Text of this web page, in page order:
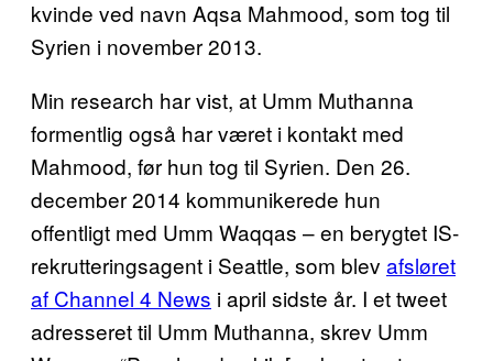
kvinde ved navn Aqsa Mahmood, som tog til
Syrien i november 2013.
Min research har vist, at Umm Muthanna
formentlig også har været i kontakt med
Mahmood, før hun tog til Syrien. Den 26.
december 2014 kommunikerede hun
offentligt med Umm Waqqas – en berygtet IS-
rekrutteringsagent i Seattle, som blev afsløret
af Channel 4 News i april sidste år. I et tweet
adresseret til Umm Muthanna, skrev Umm